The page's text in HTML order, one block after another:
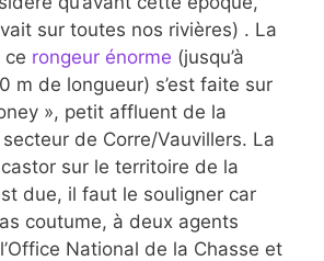
sur toutes nos rivières) . La
ce rongeur énorme (jusqu’à
m de longueur) s’est faite sur
», petit affluent de la
de Corre/Vauvillers. La
sur le territoire de la
due, il faut le souligner car
coutume, à deux agents
National de la Chasse et